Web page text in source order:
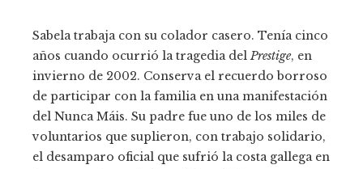
Sabela trabaja con su colador casero. Tenía cinco
años cuando ocurrió la tragedia delPrestige, en
invierno de 2002. Conserva el recuerdo borroso
de participar con la familia en una manifestación
del Nunca Máis. Su padre fue uno de los miles de
voluntarios que suplieron, con trabajo solidario,
el desamparo oficial que sufrió la costa gallega en